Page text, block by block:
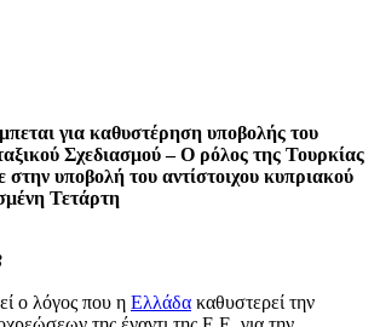
για καθυστέρηση υποβολής του
Σχεδιασμού – Ο ρόλος της Τουρκίας
υποβολή του αντίστοιχου κυπριακού
Τετάρτη
ο λόγος που η Ελλάδα καθυστερεί την